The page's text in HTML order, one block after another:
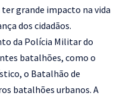
grande impacto na vida
dos cidadãos.
da Polícia Militar do
batalhões, como o
o Batalhão de
batalhões urbanos. A